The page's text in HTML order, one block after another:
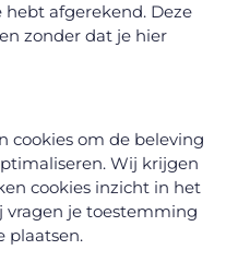
afgerekend. Deze
zonder dat je hier
cookies om de beleving
Wij krijgen
cookies inzicht in het
vragen je toestemming
plaatsen.